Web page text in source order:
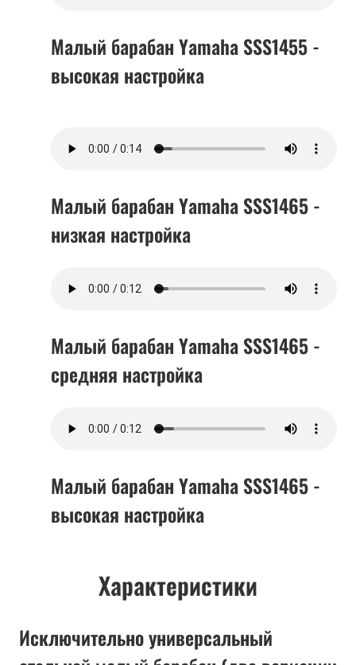
Малый барабан Yamaha SSS1455 -
высокая настройка
Малый барабан Yamaha SSS1465 -
низкая настройка
Малый барабан Yamaha SSS1465 -
средняя настройка
Малый барабан Yamaha SSS1465 -
высокая настройка
Характеристики
Исключительно универсальный